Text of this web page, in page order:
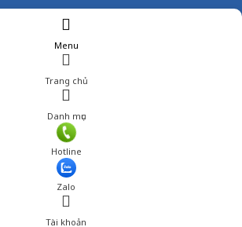
Menu
Trang chủ
Danh mục
Hotline
Zalo
Tài khoản